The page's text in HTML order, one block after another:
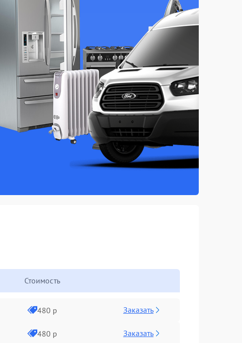
Стоимость
480 р Заказать
480 р Заказать